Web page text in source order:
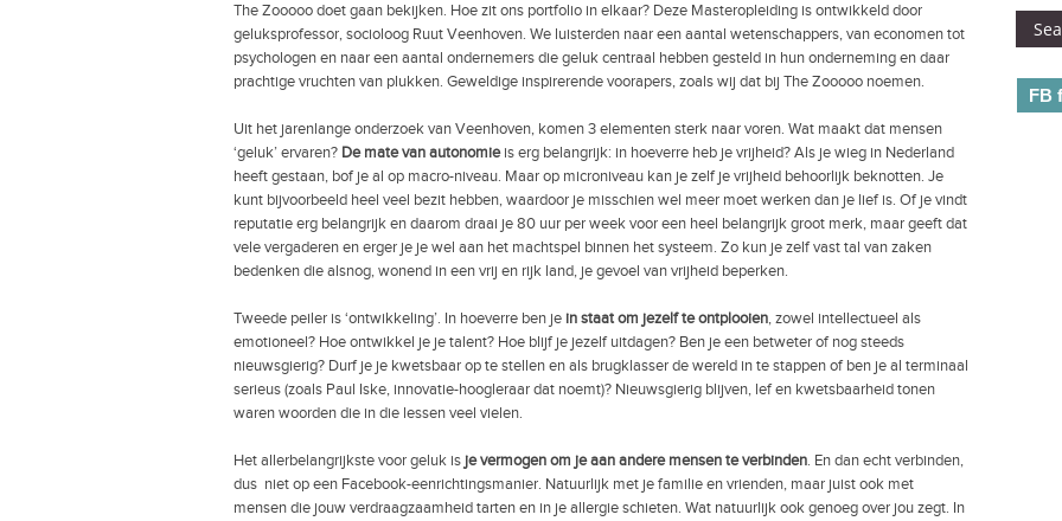
The Zooooo doet gaan bekijken. Hoe zit ons portfolio in elkaar? Deze Masteropleiding is ontwikkeld door
geluksprofessor, socioloog Ruut Veenhoven. We luisterden naar een aantal wetenschappers, van economen tot
psychologen en naar een aantal ondernemers die geluk centraal hebben gesteld in hun onderneming en daar
prachtige vruchten van plukken. Geweldige inspirerende voorapers, zoals wij dat bij The Zooooo noemen.
Uit het jarenlange onderzoek van Veenhoven, komen 3 elementen sterk naar voren. Wat maakt dat mensen
‘geluk’ ervaren? De mate van autonomieis erg belangrijk: in hoeverre heb je vrijheid? Als je wieg in Nederland
heeft gestaan, bof je al op macro-niveau. Maar op microniveau kan je zelf je vrijheid behoorlijk beknotten. Je
kunt bijvoorbeeld heel veel bezit hebben, waardoor je misschien wel meer moet werken dan je lief is. Of je vindt
reputatie erg belangrijk en daarom draai je 80 uur per week voor een heel belangrijk groot merk, maar geeft dat
vele vergaderen en erger je je wel aan het machtspel binnen het systeem. Zo kun je zelf vast tal van zaken
bedenken die alsnog, wonend in een vrij en rijk land, je gevoel van vrijheid beperken.
Tweede peiler is ‘ontwikkeling’. In hoeverre ben je in staat om jezelf te ontplooien, zowel intellectueel als
emotioneel? Hoe ontwikkel je je talent? Hoe blijf je jezelf uitdagen? Ben je een betweter of nog steeds
nieuwsgierig? Durf je je kwetsbaar op te stellen en als brugklasser de wereld in te stappen of ben je al terminaal
serieus (zoals Paul Iske, innovatie-hoogleraar dat noemt)? Nieuwsgierig blijven, lef en kwetsbaarheid tonen
waren woorden die in die lessen veel vielen.
Het allerbelangrijkste voor geluk is je vermogen om je aan andere mensen te verbinden. En dan echt verbinden,
dus niet op een Facebook-eenrichtingsmanier. Natuurlijk met je familie en vrienden, maar juist ook met
mensen die jouw verdraagzaamheid tarten en in je allergie schieten. Wat natuurlijk ook genoeg over jou zegt. In
FB